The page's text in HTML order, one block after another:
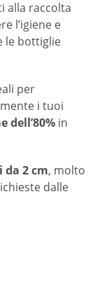
alla raccolta
l’igiene e
le bottiglie
per
i tuoi
dell’80% in
2 cm, molto
dalle